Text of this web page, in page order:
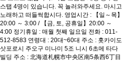
스탭 4명이 있습니다. 꼭 놀러와주세요. 마시고
노래하고 떠들썩합시다. 영업시간 : 【일～목】
20:00 ～ 3:00 / 【금, 토, 공휴일】20:00 ～
4:00 정기휴일 : 매월 첫째 일요일 전화 : 011-
512-8583 연령대 : 20대~60대 주소 : 홋카이도
삿포로시 주오구 미나미 5조 니시 6초메 타다
빌딩 주소 : 北海道札幌市中央区南5条西6丁目